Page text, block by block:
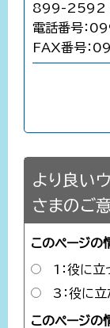
899-2592
電話番号：
FAX番号
より良い
さまのご
このページの
1：役に立
3：役に
このページの